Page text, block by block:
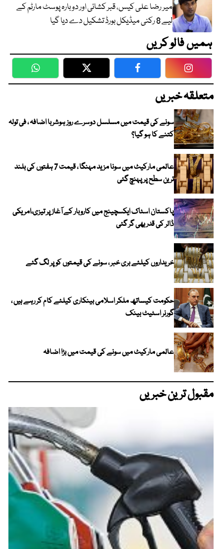
میر رضا علی کیس، قبر کشائی اور دوبارہ پوسٹ مارٹم کے
لیے 8 رکنی میڈیکل بورڈ تشکیل دے دیا گیا
ہمیں فالو کریں
WhatsApp Twitter Facebook
متعلقہ خبریں
سونے کی قیمت میں مسلسل دوسرے روز ہوشربا اضافہ ، فی تولہ
کتنے کا ہو گیا؟
عالمی مارکیٹ میں سونا مزید مہنگا ، قیمت 7 ہفتوں کی بلند
ترین سطح پر پہنچ گئی
پاکستان اسٹاک ایکسچینج میں کاروبار کے آغاز پر تیزی،امریکی
ڈالر کی قدر بھی گر گئی
خریداروں کیلئے بری خبر ، سونے کی قیمتوں کو پر لگ گئے
حکومت کیساتھ ملکر اسلامی بینکاری کیلئے کام کر رہے ہیں ،
گورنر اسٹیٹ بینک
عالمی مارکیٹ میں سونے کی قیمت میں بڑا اضافہ
مقبول ترین خبریں